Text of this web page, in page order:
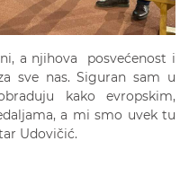
a njihova posvećenost i
sve nas. Siguran sam u
kako evropskim,
a mi smo uvek tu
Udovičić.